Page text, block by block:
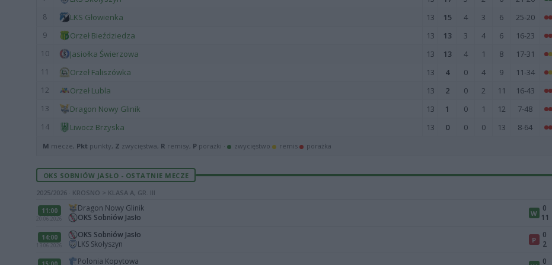
8 LKS Głowienka 13 15 4 3 6 25-20
9 Orzeł Bieździedza 13 13 3 4 6 16-23
10 Jasiołka Świerzowa 13 13 4 1 8 17-31
11 Orzeł Faliszówka 13 4 0 4 9 11-34
12 Orzeł Lubla 13 2 0 2 11 16-43
13 Dragon Nowy Glinik 13 1 0 1 12 7-48
14 Liwocz Brzyska 13 0 0 0 13 8-64
M mecze, Pkt punkty, Z zwycięstwa, R remisy, P porażki · zwycięstwo remis porażka
OKS SOBNIÓW JASŁO - OSTATNIE MECZE
2025/2026 · KROSNO > KLASA A, GR. III
11:00
20.06.2026
Dragon Nowy Glinik
OKS Sobniów Jasło
W
0
11
14:00
13.06.2026
OKS Sobniów Jasło
LKS Skołyszyn
P
0
2
Polonia Kopytowa 0